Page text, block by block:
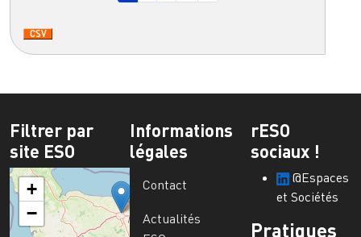
Filtrer par
site ESO
+
−
Informations
légales
Contact
Actualités
rESO
sociaux !
@Espaces
et Sociétés
Pratiques